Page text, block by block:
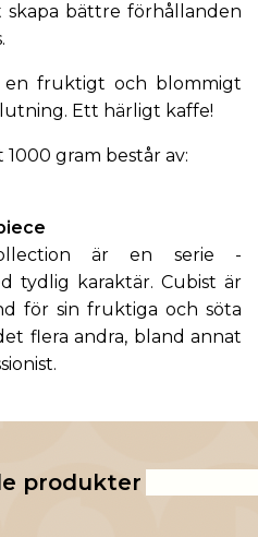
bättre förhållanden
en fruktigt och blommigt
Ett härligt kaffe!
1000 gram består av:
är en serie
tydlig karaktär. Cubist är
för sin fruktiga och söta
flera andra, bland annat
.
produkter